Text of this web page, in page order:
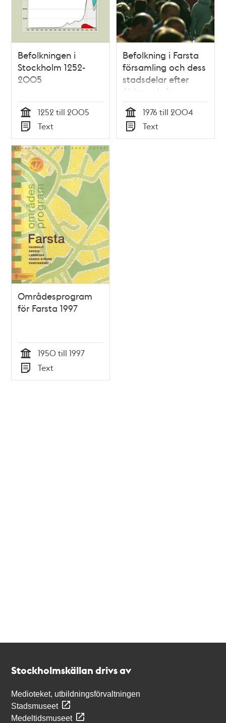
Befolkningen i
Stockholm 1252-
2005
Tid
1252 till 2005
Typ
Text
Befolkning i Farsta
församling och dess
stadsdelar efter
ålder och år
Tid
1976 till 2004
Typ
Text
Områdesprogram
för Farsta 1997
Tid
1950 till 1997
Typ
Text
Stockholmskällan drivs av
Medioteket, utbildningsförvaltningen
Stadsmuseet
Medeltidsmuseet